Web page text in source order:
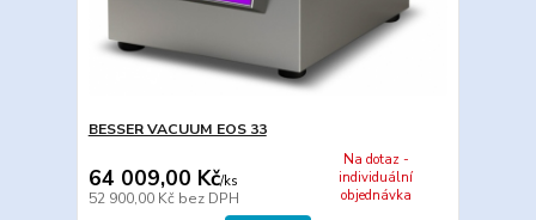
BESSER VACUUM EOS 33
64 009,00 Kč/ks
52 900,00 Kč bez DPH
Na dotaz -
individuální
objednávka